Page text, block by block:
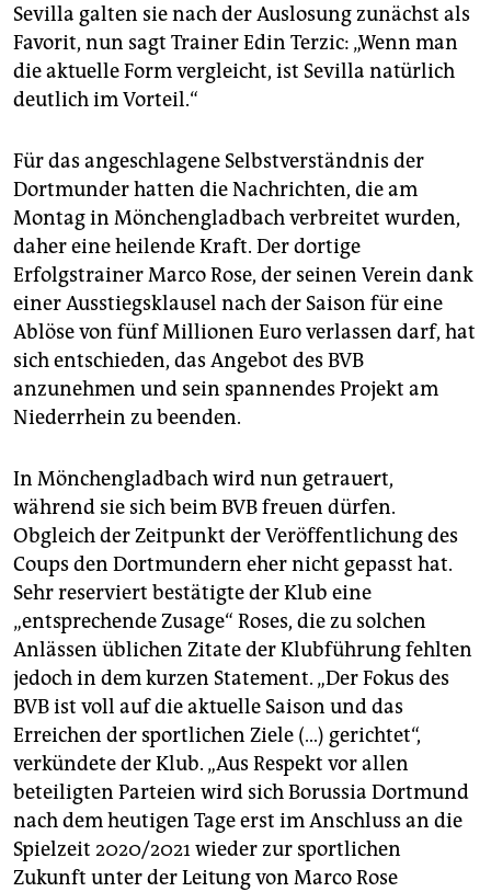
Sevilla galten sie nach der Auslosung zunächst als
Favorit, nun sagt Trainer Edin Terzic: „Wenn man
die aktuelle Form vergleicht, ist Sevilla natürlich
deutlich im Vorteil.“
Für das angeschlagene Selbstverständnis der
Dortmunder hatten die Nachrichten, die am
Montag in Mönchengladbach verbreitet wurden,
daher eine heilende Kraft. Der dortige
Erfolgstrainer Marco Rose, der seinen Verein dank
einer Ausstiegsklausel nach der Saison für eine
Ablöse von fünf Millionen Euro verlassen darf, hat
sich entschieden, das Angebot des BVB
anzunehmen und sein spannendes Projekt am
Niederrhein zu beenden.
In Mönchengladbach wird nun getrauert,
während sie sich beim BVB freuen dürfen.
Obgleich der Zeitpunkt der Veröffentlichung des
Coups den Dortmundern eher nicht gepasst hat.
Sehr reserviert bestätigte der Klub eine
„entsprechende Zusage“ Roses, die zu solchen
Anlässen üblichen Zitate der Klubführung fehlten
jedoch in dem kurzen Statement. „Der Fokus des
BVB ist voll auf die aktuelle Saison und das
Erreichen der sportlichen Ziele (…) gerichtet“,
verkündete der Klub. „Aus Respekt vor allen
beteiligten Parteien wird sich Borussia Dortmund
nach dem heutigen Tage erst im Anschluss an die
Spielzeit 2020/2021 wieder zur sportlichen
Zukunft unter der Leitung von Marco Rose